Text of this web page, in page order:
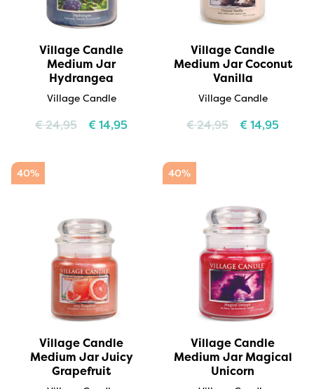
Village Candle
Medium Jar
Hydrangea
Village Candle
€24,95 €14,95
Village Candle
Medium Jar Coconut
Vanilla
Village Candle
€24,95 €14,95
Village Candle
Medium Jar Juicy
Grapefruit
40%
Village Candle
Medium Jar Magical
Unicorn
40%